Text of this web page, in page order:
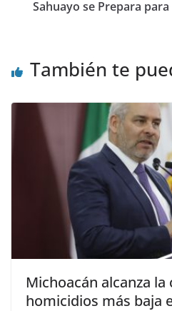
Sahuayo se Prepara para
También te
Michoacán alcanza la
homicidios más baja